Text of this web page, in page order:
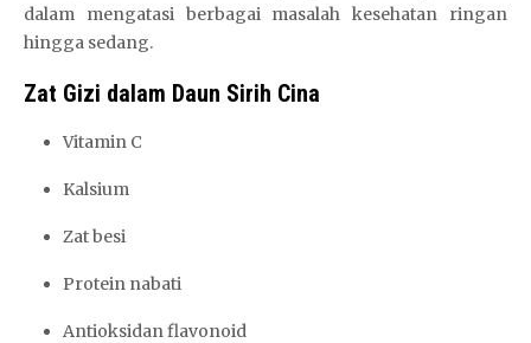
dalam mengatasi berbagai masalah kesehatan ringan
hingga sedang.
Zat Gizi dalam Daun Sirih Cina
Vitamin C
Kalsium
Zat besi
Protein nabati
Antioksidan flavonoid